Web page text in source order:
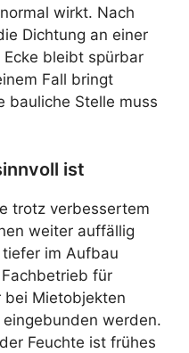
wirkt. Nach
Dichtung an einer
bleibt spürbar
Fall bringt
bauliche Stelle muss
ist
trotz verbessertem
weiter auffällig
im Aufbau
für
bei Mietobjekten
werden.
Feuchte ist frühes